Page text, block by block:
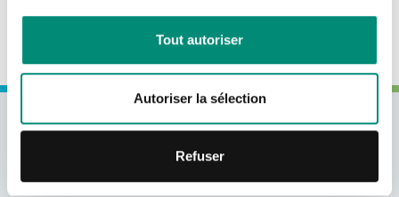
Tout autoriser
Autoriser la sélection
Refuser
systems belonging to France and European nations.
Expertises & Solutions
CRÉER UN COMPTE